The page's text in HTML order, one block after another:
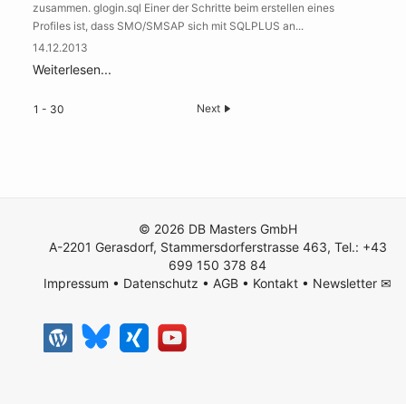
zusammen. glogin.sql Einer der Schritte beim erstellen eines
Profiles ist, dass SMO/SMSAP sich mit SQLPLUS an...
14.12.2013
Weiterlesen...
1 - 30 Next
© 2026 DB Masters GmbH
A-2201 Gerasdorf, Stammersdorferstrasse 463, Tel.: +43
699 150 378 84
Impressum • Datenschutz • AGB • Kontakt • Newsletter ✉